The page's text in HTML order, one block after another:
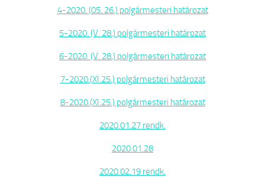
4-2020. (05. 26.) polgármesteri határozat
5-2020. (V. 28.) polgármesteri határozat
6-2020. (V. 28.) polgármesteri határozat
7-2020.(XI.25.) polgármesteri határozat
8-2020.(XI.25.) polgármesteri határozat
2020.01.27 rendk.
2020.01.28
2020.02.19 rendk.